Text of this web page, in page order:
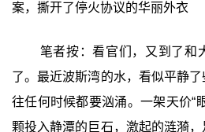
案，撕开了停火协议的华丽外衣
笔者按：看官们，又到了和
了。最近波斯湾的水，看似平静
往任何时候都要汹涌。一架天价“
颗投入静潭的巨石，激起的涟漪